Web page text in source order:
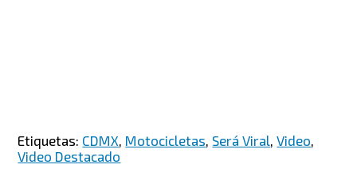
Etiquetas: CDMX Motocicletas Será Viral ,Video
Video Destacado